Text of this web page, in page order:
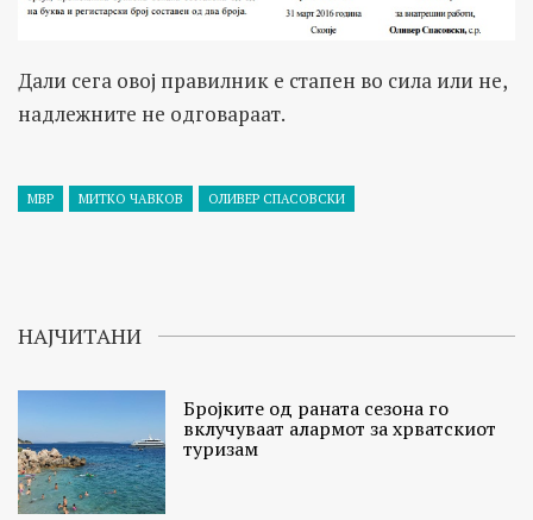
Дали сега овој правилник е стапен во сила или не,
надлежните не одговараат.
МВР МИТКО ЧАВКОВ ОЛИВЕР СПАСОВСКИ
НАЈЧИТАНИ
Бројките од раната сезона го
вклучуваат алармот за хрватскиот
туризам